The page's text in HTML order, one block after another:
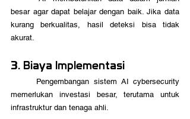
besar agar dapat belajar dengan baik. Jika data
kurang berkualitas, hasil deteksi bisa tidak
akurat.
3. Biaya Implementasi
memerlukan investasi besar, terutama untuk
infrastruktur dan tenaga ahli.